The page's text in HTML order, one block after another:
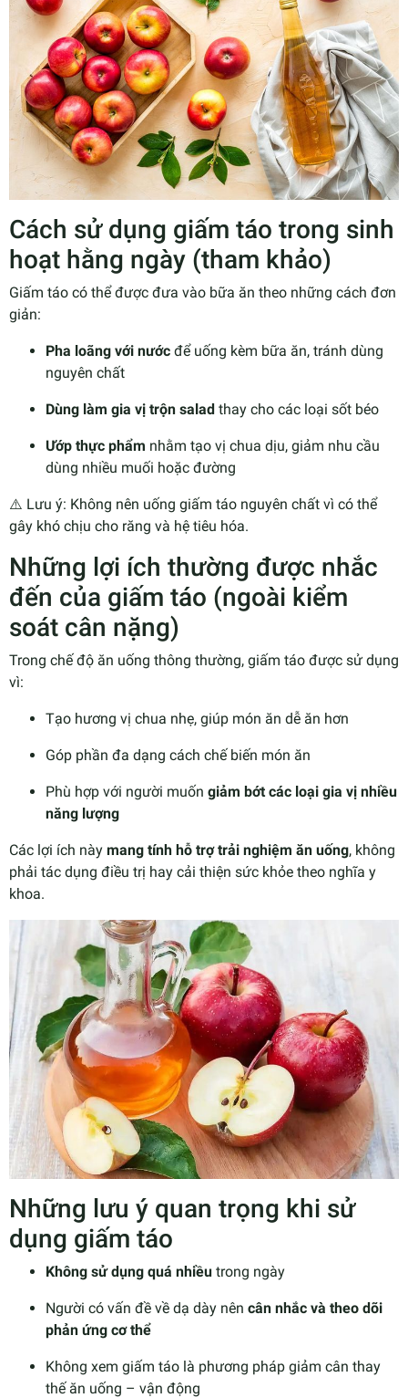
Cách sử dụng giấm táo trong sinh
hoạt hằng ngày (tham khảo)
Giấm táo có thể được đưa vào bữa ăn theo những cách đơn
giản:
Pha loãng với nước để uống kèm bữa ăn, tránh dùng
nguyên chất
Dùng làm gia vị trộn salad thay cho các loại sốt béo
Ướp thực phẩm nhằm tạo vị chua dịu, giảm nhu cầu
dùng nhiều muối hoặc đường
⚠️ Lưu ý: Không nên uống giấm táo nguyên chất vì có thể
gây khó chịu cho răng và hệ tiêu hóa.
Những lợi ích thường được nhắc
đến của giấm táo (ngoài kiểm
soát cân nặng)
Trong chế độ ăn uống thông thường, giấm táo được sử dụng
vì:
Tạo hương vị chua nhẹ, giúp món ăn dễ ăn hơn
Góp phần đa dạng cách chế biến món ăn
Phù hợp với người muốn giảm bớt các loại gia vị nhiều
năng lượng
Các lợi ích này mang tính hỗ trợ trải nghiệm ăn uống, không
phải tác dụng điều trị hay cải thiện sức khỏe theo nghĩa y
khoa.
Những lưu ý quan trọng khi sử
dụng giấm táo
Không sử dụng quá nhiều trong ngày
Người có vấn đề về dạ dày nên cân nhắc và theo dõi
phản ứng cơ thể
Không xem giấm táo là phương pháp giảm cân thay
thế ăn uống – vận động